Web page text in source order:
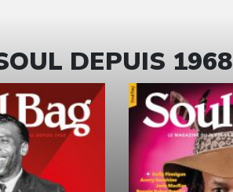
DEPUIS 1968